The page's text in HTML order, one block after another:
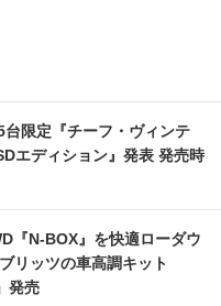
限定『チーフ・ヴィンテ
エディション』発表 発売時
『N-BOX』を快適ローダウ
リッツの車高調キット
発売